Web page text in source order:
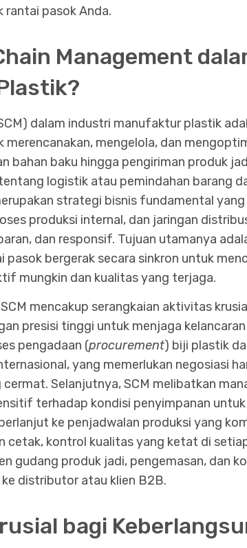
pasok Anda.
Management
dalam industri manufaktur plastik
mengelola, dan
bahan baku hingga pengiriman produk
logistik atau pemindahan barang
strategi bisnis fundamental yang
produksi internal, dan jaringan
dan responsif. Tujuan utamanya
pasok bergerak secara sinkron untuk
mungkin dan kualitas yang terjaga.
mencakup serangkaian aktivitas
presisi tinggi untuk menjaga
pengadaan (procurement) biji plastik
yang memerlukan negosiasi
Selanjutnya, SCM melibatkan
terhadap kondisi penyimpanan
ke penjadwalan produksi yang
cetak, kontrol kualitas yang ketat di
gudang produk jadi, pengemasan, dan
distributor atau klien B2B.
bagi